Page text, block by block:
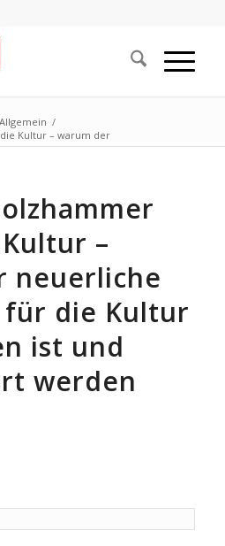
Allgemein /
Kultur – warum der
–
neuerliche
für die Kultur
ist und
werden